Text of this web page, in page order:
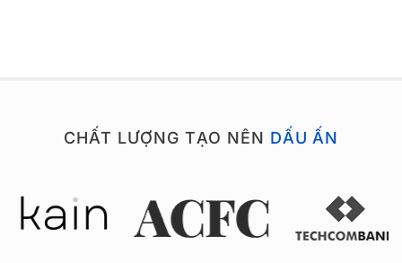
CHẤT LƯỢNG TẠO NÊN DẤU ẤN